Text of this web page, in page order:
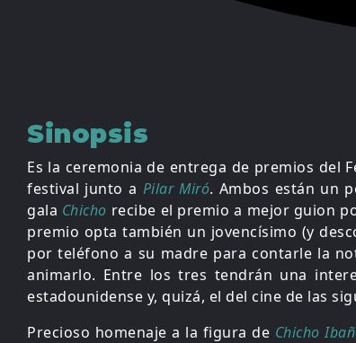
Sinopsis
Es la ceremonia de entrega de premios del
festival junto a Pilar Miró. Ambos están un
gala Chicho recibe el premio a mejor guion
premio opta también un jovencísimo (y
por teléfono a su madre para contarle la
animarlo. Entre los tres tendrán una
estadounidense y, quizá, el del cine de las
Precioso homenaje a la figura de Chicho